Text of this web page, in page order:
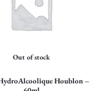
Out of stock
Houblon –